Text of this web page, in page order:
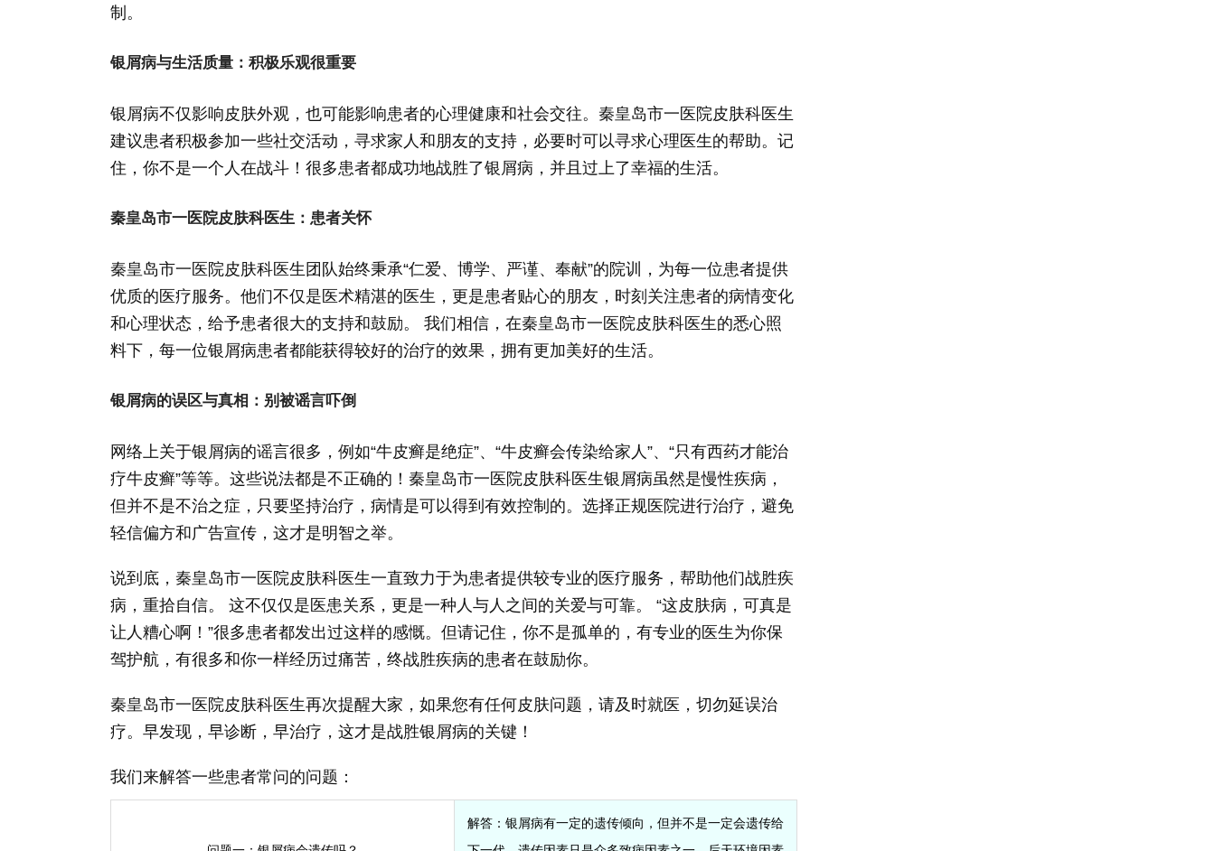
制。
银屑病与生活质量：积极乐观很重要
银屑病不仅影响皮肤外观，也可能影响患者的心理健康和社会交往。秦皇岛市一医院皮肤科医生
建议患者积极参加一些社交活动，寻求家人和朋友的支持，必要时可以寻求心理医生的帮助。记
住，你不是一个人在战斗！很多患者都成功地战胜了银屑病，并且过上了幸福的生活。
秦皇岛市一医院皮肤科医生：患者关怀
秦皇岛市一医院皮肤科医生团队始终秉承“仁爱、博学、严谨、奉献”的院训，为每一位患者提供
优质的医疗服务。他们不仅是医术精湛的医生，更是患者贴心的朋友，时刻关注患者的病情变化
和心理状态，给予患者很大的支持和鼓励。 我们相信，在秦皇岛市一医院皮肤科医生的悉心照
料下，每一位银屑病患者都能获得较好的治疗的效果，拥有更加美好的生活。
银屑病的误区与真相：别被谣言吓倒
网络上关于银屑病的谣言很多，例如“牛皮癣是绝症”、“牛皮癣会传染给家人”、“只有西药才能治
疗牛皮癣”等等。这些说法都是不正确的！秦皇岛市一医院皮肤科医生银屑病虽然是慢性疾病，
但并不是不治之症，只要坚持治疗，病情是可以得到有效控制的。选择正规医院进行治疗，避免
轻信偏方和广告宣传，这才是明智之举。
说到底，秦皇岛市一医院皮肤科医生一直致力于为患者提供较专业的医疗服务，帮助他们战胜疾
病，重拾自信。 这不仅仅是医患关系，更是一种人与人之间的关爱与可靠。 “这皮肤病，可真是
让人糟心啊！”很多患者都发出过这样的感慨。但请记住，你不是孤单的，有专业的医生为你保
驾护航，有很多和你一样经历过痛苦，终战胜疾病的患者在鼓励你。
秦皇岛市一医院皮肤科医生再次提醒大家，如果您有任何皮肤问题，请及时就医，切勿延误治
疗。早发现，早诊断，早治疗，这才是战胜银屑病的关键！
我们来解答一些患者常问的问题：
解答： 银屑病有一定的遗传倾向，但并不是一定会遗传给